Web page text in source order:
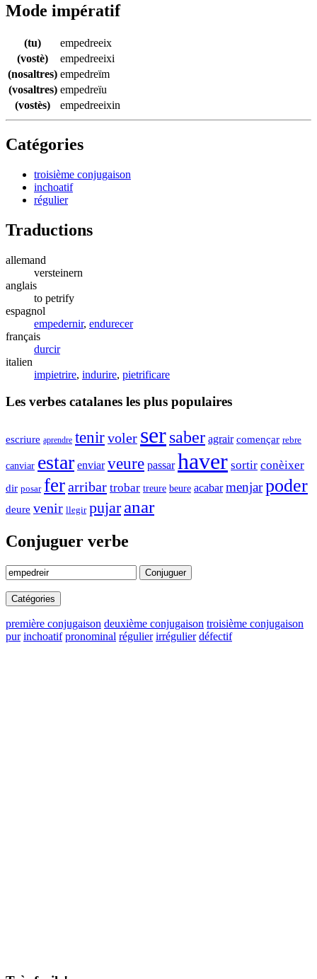
Mode impératif
(tu)
empedreeix
(vostè)
empedreeixi
(nosaltres) empedreïm
(vosaltres) empedreïu
(vostès)
empedreeixin
Catégories
troisième conjugaison
inchoatif
régulier
Traductions
allemand
versteinern
anglais
to petrify
espagnol
empedernir, endurecer
français
durcir
italien
impietrire, indurire, pietrificare
Les verbes catalanes les plus populaires
escriure aprendre tenirvoler sersaber agrair començar rebre
canviar estar enviar veure passar haver sortir conèixer
dir posar ferarribar trobar treure beure acabar menjarpoder
deure venir llegir pujar anar
Conjuguer verbe
Conjuguer
Catégories
première conjugaison deuxième conjugaison troisième conjugaison
pur inchoatif pronominal régulier irrégulier défectif